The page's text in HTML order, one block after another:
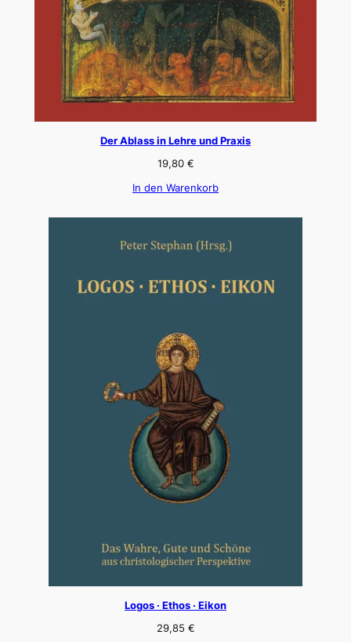
Der Ablass in Lehre und Praxis
19,80 €
In den Warenkorb
Logos · Ethos · Eikon
29,85 €